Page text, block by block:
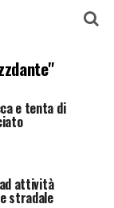
e tenta di
attività
stradale